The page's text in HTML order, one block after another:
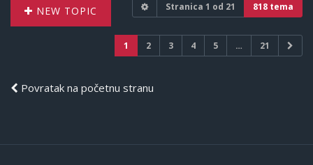
NEW TOPIC Stranica 1 od 21 818 tema
1 2 3 4 5 … 21
Povratak na početnu stranu